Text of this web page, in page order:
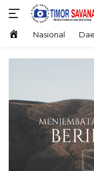
Langsung
konten HomeNasional